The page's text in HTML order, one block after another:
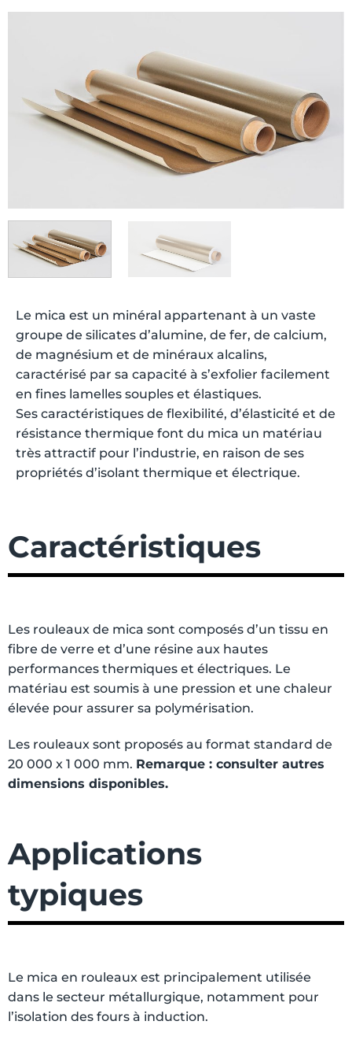
Le mica est un minéral appartenant à un vaste
groupe de silicates d’alumine, de fer, de calcium,
de magnésium et de minéraux alcalins,
caractérisé par sa capacité à s’exfolier facilement
en fines lamelles souples et élastiques.
Ses caractéristiques de flexibilité, d’élasticité et de
résistance thermique font du mica un matériau
très attractif pour l’industrie, en raison de ses
propriétés d’isolant thermique et électrique.
Caractéristiques
Les rouleaux de mica sont composés d’un tissu en
fibre de verre et d’une résine aux hautes
performances thermiques et électriques. Le
matériau est soumis à une pression et une chaleur
élevée pour assurer sa polymérisation.
Les rouleaux sont proposés au format standard de
20 000 x 1 000 mm. Remarque : consulter autres
dimensions disponibles.
Applications
typiques
Le mica en rouleaux est principalement utilisée
dans le secteur métallurgique, notamment pour
l’isolation des fours à induction.